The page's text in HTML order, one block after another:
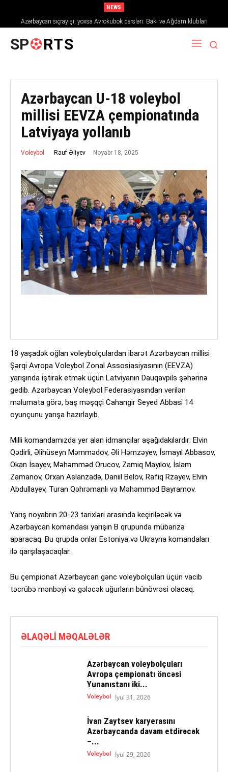
NEWS
Azərbaycan sıçrayışı, yoxsa Avrokubok dərsləri: Bakı və Ağdam klubları
2026/27 mövsümündə Avropanı necə fəth edir
SP RTS
Azərbaycan U-18 voleybol
millisi EEVZA çempionatında
Latviyaya yollanıb
Voleybol Rauf Əliyev Noyabr 18, 2025
18 yaşadək oğlan voleybolçulardan ibarət Azərbaycan millisi
Şərqi Avropa Voleybol Zonal Assosiasiyasının (EEVZA)
yarışında iştirak etmək üçün Latviyanın Dauqavpils şəhərinə
gedib. Azərbaycan Voleybol Federasiyasından verilən
məlumata görə, baş məşqçi Cahangir Seyed Abbasi 14
oyunçunu yarışa hazırlayıb.
Milli komandamızda yer alan idmançılar aşağıdakılardır: Elvin
Qədirli, Əlihüseyn Məmmədov, Əli Həmzəyev, İsmayıl Abbasov,
Okan İsayev, Məhəmməd Orucov, Zamiq Mayılov, İslam
Zamanov, Orxan Aslanzadə, Daniil Belov, Rafiq Rzayev, Elvin
Abdullayev, Turan Qəhrəmanlı və Məhəmməd Bayramov.
Yarış noyabrın 20-23 tarixləri arasında keçiriləcək və
Azərbaycan komandası yarışın B qrupunda mübarizə
aparacaq. Bu qrupda onlar Estoniya və Ukrayna komandaları
ilə qarşılaşacaqlar.
Bu çempionat Azərbaycan gənc voleybolçuları üçün vacib
təcrübə mənbəyi və gələcək uğurların bünövrəsi olacaq.
ƏLAQƏLI MƏQALƏLƏR
Azərbaycan voleybolçuları
Avropa çempionatı öncəsi
Yunanıstanı iki...
Voleybol İyul 31, 2026
İvan Zaytsev karyerasını
Azərbaycanda davam etdirəcək
–...
Voleybol İyul 29, 2026